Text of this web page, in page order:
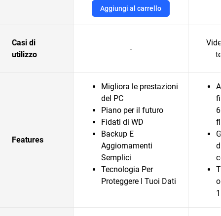
Aggiungi al carrello
Casi di
utilizzo
-
Features
Migliora le prestazioni
del PC
Piano per il futuro
Fidati di WD
Backup E
Aggiornamenti
Semplici
Tecnologia Per
Proteggere I Tuoi Dati